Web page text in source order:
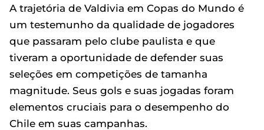
A trajetória de Valdivia em Copas do Mundo é
um testemunho da qualidade de jogadores
que passaram pelo clube paulista e que
tiveram a oportunidade de defender suas
seleções em competições de tamanha
magnitude. Seus gols e suas jogadas foram
elementos cruciais para o desempenho do
Chile em suas campanhas.